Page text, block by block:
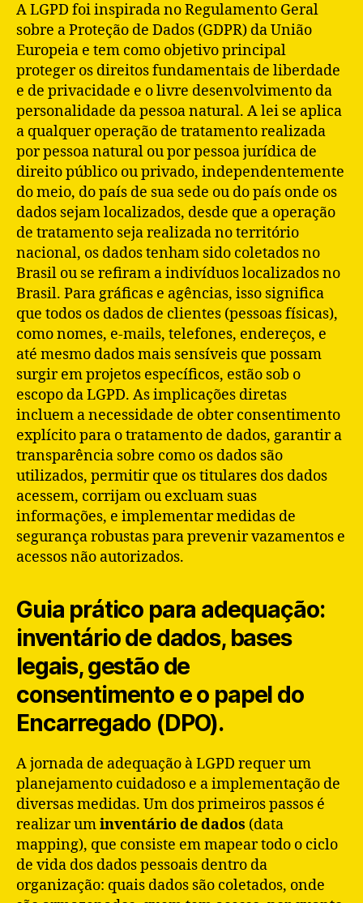
A LGPD foi inspirada no Regulamento Geral
sobre a Proteção de Dados (GDPR) da União
Europeia e tem como objetivo principal
proteger os direitos fundamentais de liberdade
e de privacidade e o livre desenvolvimento da
personalidade da pessoa natural. A lei se aplica
a qualquer operação de tratamento realizada
por pessoa natural ou por pessoa jurídica de
direito público ou privado, independentemente
do meio, do país de sua sede ou do país onde os
dados sejam localizados, desde que a operação
de tratamento seja realizada no território
nacional, os dados tenham sido coletados no
Brasil ou se refiram a indivíduos localizados no
Brasil. Para gráficas e agências, isso significa
que todos os dados de clientes (pessoas físicas),
como nomes, e-mails, telefones, endereços, e
até mesmo dados mais sensíveis que possam
surgir em projetos específicos, estão sob o
escopo da LGPD. As implicações diretas
incluem a necessidade de obter consentimento
explícito para o tratamento de dados, garantir a
transparência sobre como os dados são
utilizados, permitir que os titulares dos dados
acessem, corrijam ou excluam suas
informações, e implementar medidas de
segurança robustas para prevenir vazamentos e
acessos não autorizados.
Guia prático para adequação:
inventário de dados, bases
legais, gestão de
consentimento e o papel do
Encarregado (DPO).
A jornada de adequação à LGPD requer um
planejamento cuidadoso e a implementação de
diversas medidas. Um dos primeiros passos é
realizar uminventário de dados (data
mapping), que consiste em mapear todo o ciclo
de vida dos dados pessoais dentro da
organização: quais dados são coletados, onde